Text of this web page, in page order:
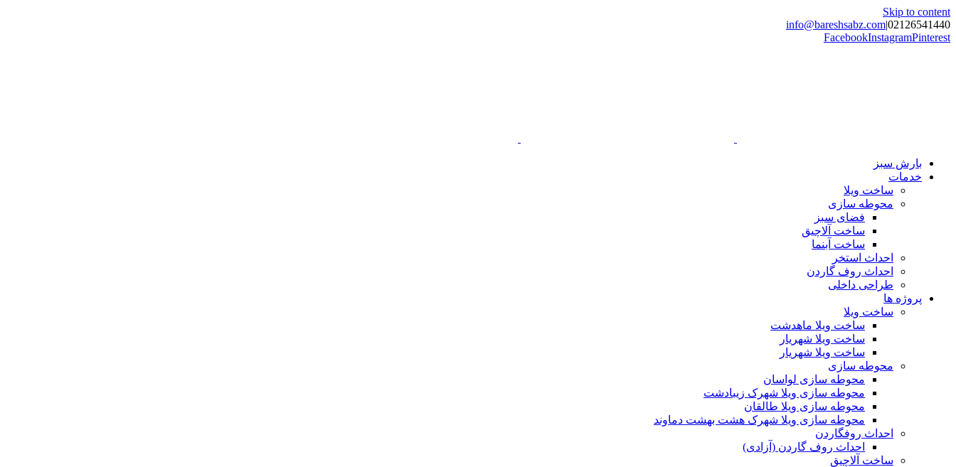
Skip to content
02126541440
|
info@bareshsabz.com
FacebookInstagramPinterest
بارش سبز
خدمات
ساخت ویلا
محوطه سازی
فضای سبز
ساخت آلاچیق
ساخت آبنما
احداث استخر
احداث روف گاردن
طراحی داخلی
پروژه ها
ساخت ویلا
ساخت ویلا ماهدشت
ساخت ویلا شهریار
ساخت ویلا شهریار
محوطه سازی
محوطه سازی لواسان
محوطه سازی ویلا شهرک زیبادشت
محوطه سازی ویلا طالقان
محوطه سازی ویلا شهرک هشت بهشت دماوند
احداث روفگاردن
احداث روف گاردن (آزادی)
ساخت آلاچیق